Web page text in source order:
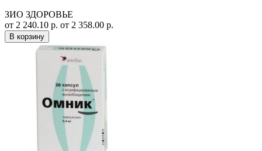
ЗИО ЗДОРОВЬЕ
от 2 240.10 р. от 2 358.00 р.
В корзину